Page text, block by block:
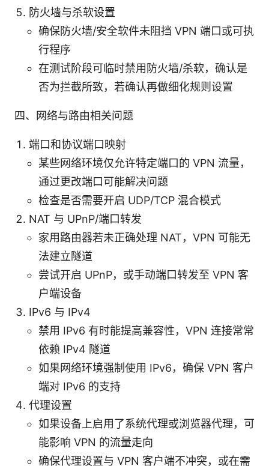
防火墙与杀软设置
确保防火墙/安全软件未阻挡 VPN 端口或可执
行程序
在测试阶段可临时禁用防火墙/杀软，确认是
否为拦截所致，若确认再做细化规则设置
四、网络与路由相关问题
端口和协议端口映射
某些网络环境仅允许特定端口的 VPN 流量，
通过更改端口可能解决问题
检查是否需要开启 UDP/TCP 混合模式
NAT 与 UPnP/端口转发
家用路由器若未正确处理 NAT，VPN 可能无
法建立隧道
尝试开启 UPnP，或手动端口转发至 VPN 客
户端设备
IPv6 与 IPv4
禁用 IPv6 有时能提高兼容性，VPN 连接常常
依赖 IPv4 隧道
如果网络环境强制使用 IPv6，确保 VPN 客户
端对 IPv6 的支持
代理设置
如果设备上启用了系统代理或浏览器代理，可
能影响 VPN 的流量走向
确保代理设置与 VPN 客户端不冲突，或在需